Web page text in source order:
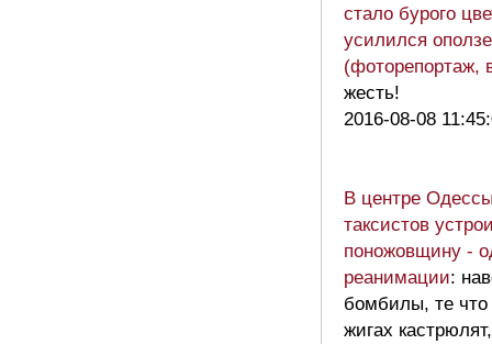
стало бурого
усилился
(фоторепортаж,
жесть!
2016-08-08
В центре
таксистов
поножовщину -
реанимации:
бомбилы, те что
жигах кастрюлят,